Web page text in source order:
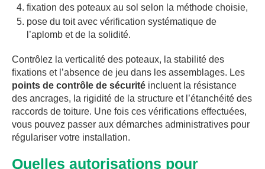
fixation des poteaux au sol selon la méthode choisie,
pose du toit avec vérification systématique de
l’aplomb et de la solidité.
Contrôlez la verticalité des poteaux, la stabilité des
fixations et l’absence de jeu dans les assemblages. Les
points de contrôle de sécurité incluent la résistance
des ancrages, la rigidité de la structure et l’étanchéité des
raccords de toiture. Une fois ces vérifications effectuées,
vous pouvez passer aux démarches administratives pour
régulariser votre installation.
Quelles autorisations pour